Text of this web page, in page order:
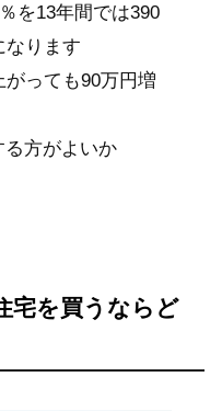
13年間では390
なります
っても90万円増
方がよいか
宅を買うならど